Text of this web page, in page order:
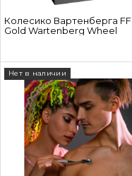
Колесико Вартенберга FF
Gold Wartenberg Wheel
Нет в наличии